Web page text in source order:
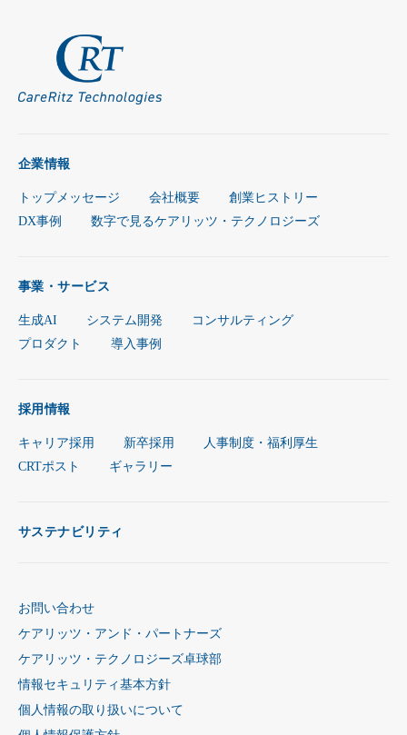
企業情報
トップメッセージ 会社概要
創業ヒストリー
DX事例
数字で見るケアリッツ・テクノロジーズ
事業・サービス
生成AI システム開発
コンサルティング
プロダクト
導入事例
採用情報
キャリア採用 新卒採用
人事制度・福利厚生
CRTポスト
ギャラリー
サステナビリティ
お問い合わせ
ケアリッツ・アンド・パートナーズ
ケアリッツ・テクノロジーズ卓球部
情報セキュリティ基本方針
個人情報の取り扱いについて